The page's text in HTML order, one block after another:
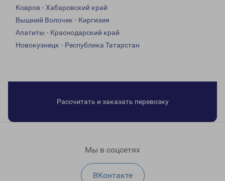
Ковров - Хабаровский край
Вышний Волочек - Киргизия
Апатиты - Краснодарский край
Новокузнецк - Республика Татарстан
Рассчитать и заказать перевозку
Мы в соцсетях
ВКонтакте